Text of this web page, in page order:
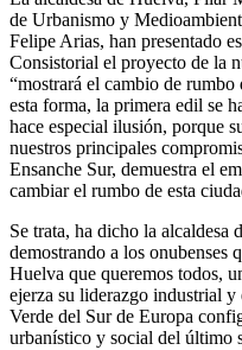
de Urbanismo y
Felipe Arias, han presentado
Consistorial el proyecto de la
“mostrará el cambio de
esta forma, la primera edil se
hace especial ilusión, porque
nuestros principales
Ensanche Sur, demuestra el
cambiar el rumbo de esta
Se trata, ha dicho la alcaldesa
demostrando a los onubenses
Huelva que queremos todos,
ejerza su liderazgo industrial
Verde del Sur de Europa
urbanístico y social del último